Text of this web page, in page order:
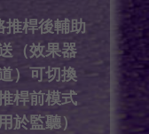
推桿後輔助
（效果器
）可切換
桿前模式
用於監聽）